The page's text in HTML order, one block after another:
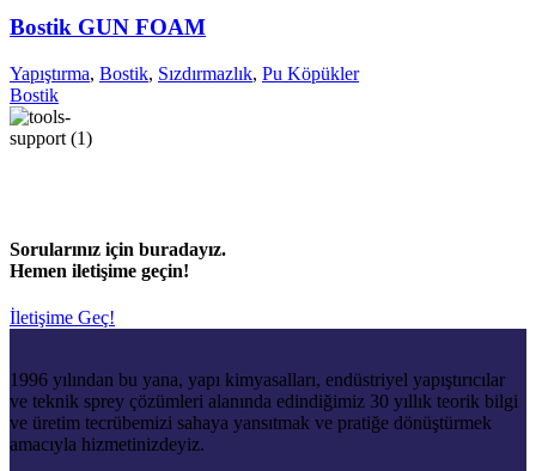
Bostik GUN FOAM
Yapıştırma, Bostik, Sızdırmazlık, Pu Köpükler
Bostik
Sorularınız için buradayız.
Hemen iletişime geçin!
İletişime Geç!
1996 yılından bu yana, yapı kimyasalları, endüstriyel yapıştırıcılar
ve teknik sprey çözümleri alanında edindiğimiz 30 yıllık teorik bilgi
ve üretim tecrübemizi sahaya yansıtmak ve pratiğe dönüştürmek
amacıyla hizmetinizdeyiz.